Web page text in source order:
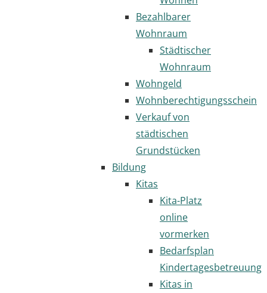
Bezahlbarer
Wohnraum
Städtischer
Wohnraum
Wohngeld
Wohnberechtigungsschein
Verkauf von
städtischen
Grundstücken
Bildung
Kitas
Kita-Platz
online
vormerken
Bedarfsplan
Kindertagesbetreuung
Kitas in